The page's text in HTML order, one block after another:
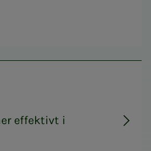
effektivt i